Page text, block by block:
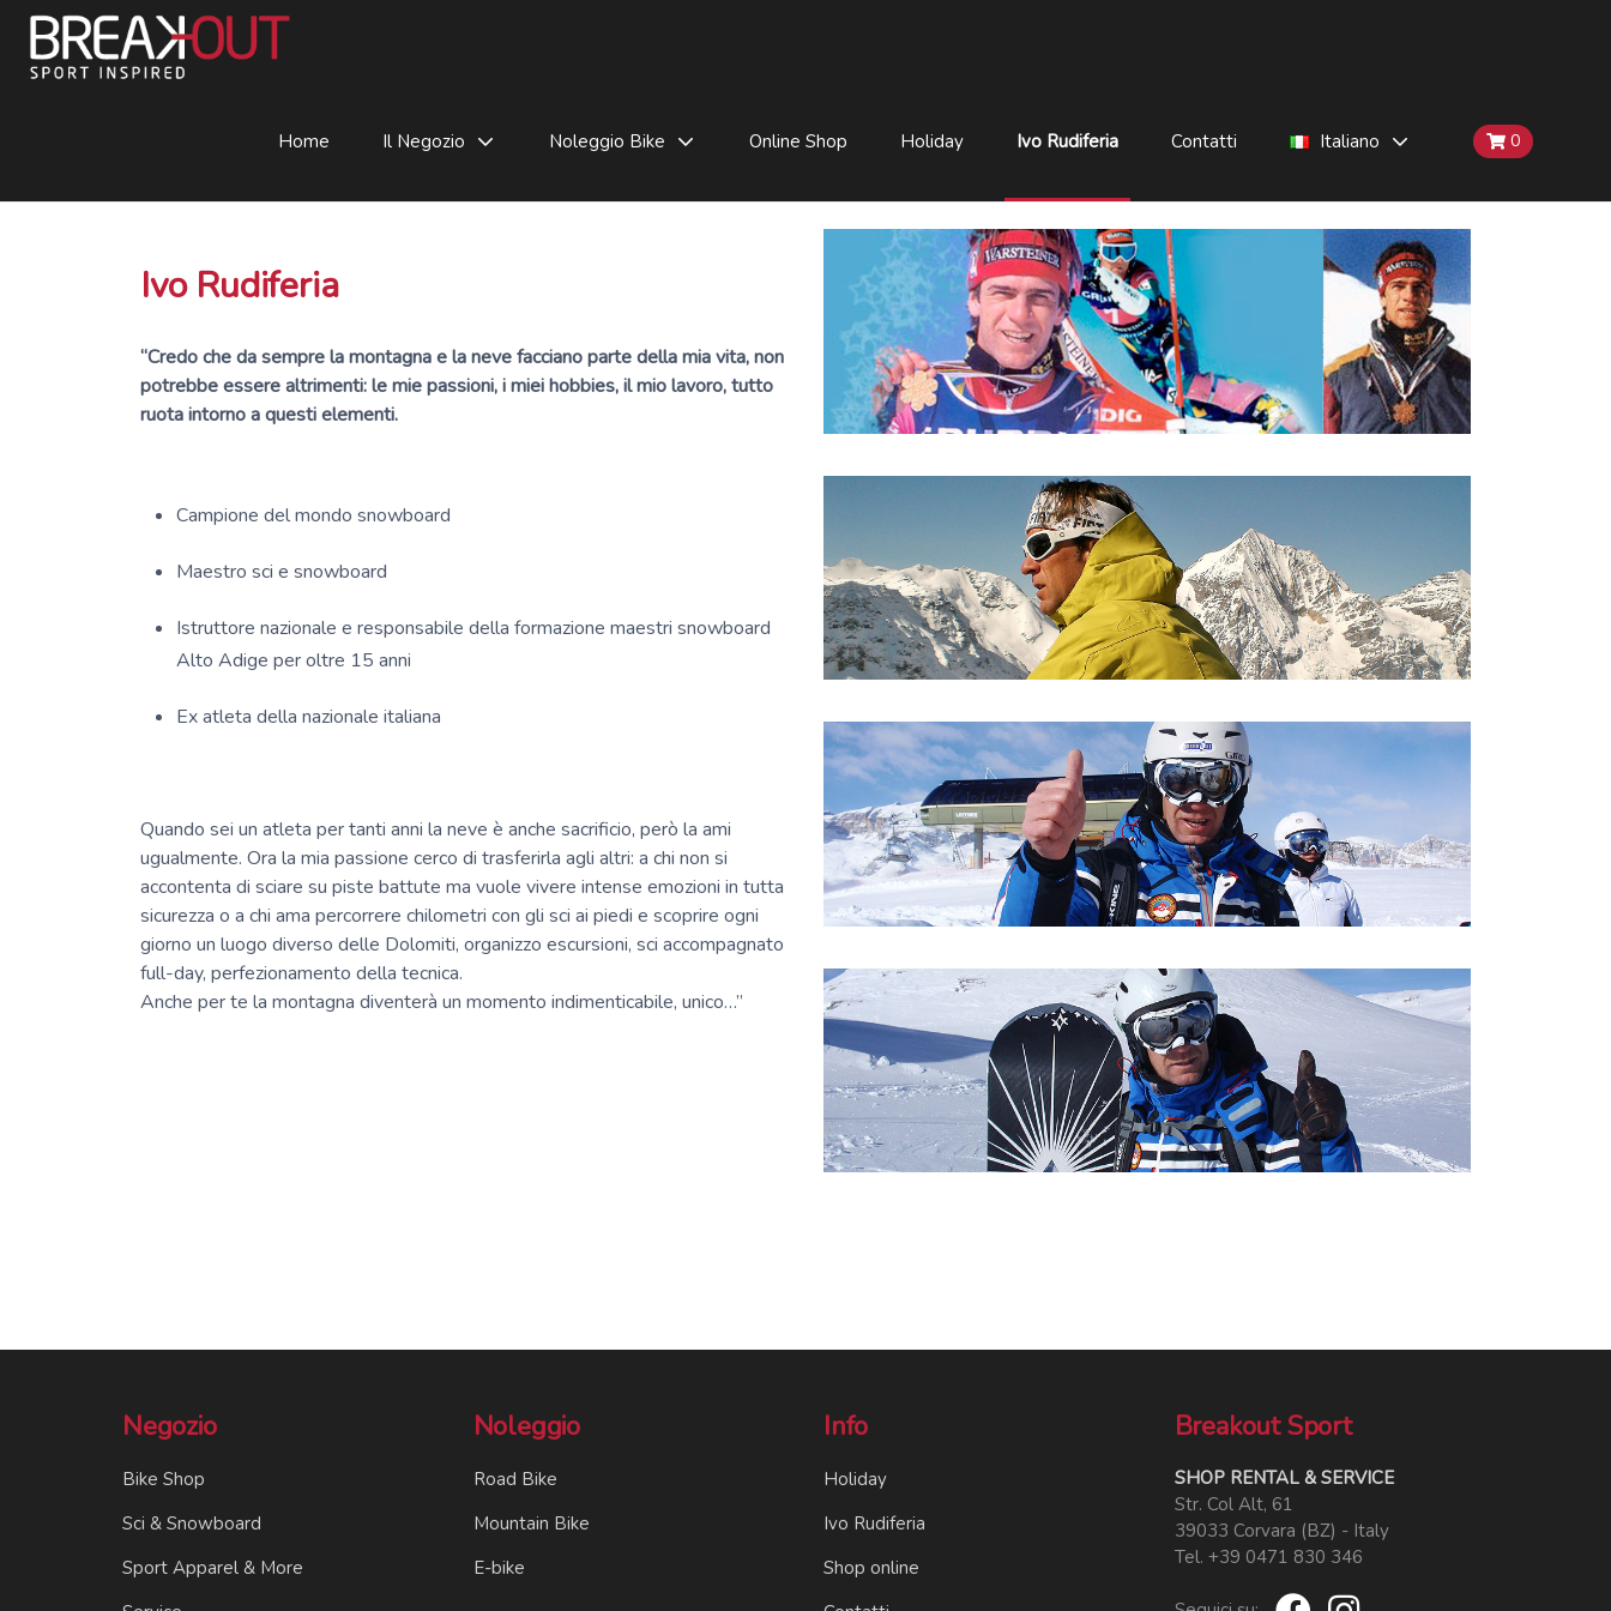
Home Il Negozio Noleggio Bike Online Shop Holiday Ivo Rudiferia Contatti Italiano 0
Ivo Rudiferia
“Credo che da sempre la montagna e la neve facciano parte della mia vita, non
potrebbe essere altrimenti: le mie passioni, i miei hobbies, il mio lavoro, tutto
ruota intorno a questi elementi.
Campione del mondo snowboard
Maestro sci e snowboard
Istruttore nazionale e responsabile della formazione maestri snowboard
Alto Adige per oltre 15 anni
Ex atleta della nazionale italiana
Quando sei un atleta per tanti anni la neve è anche sacrificio, però la ami
ugualmente. Ora la mia passione cerco di trasferirla agli altri: a chi non si
accontenta di sciare su piste battute ma vuole vivere intense emozioni in tutta
sicurezza o a chi ama percorrere chilometri con gli sci ai piedi e scoprire ogni
giorno un luogo diverso delle Dolomiti, organizzo escursioni, sci accompagnato
full-day, perfezionamento della tecnica.
Anche per te la montagna diventerà un momento indimenticabile, unico…”
Negozio
Bike Shop
Sci & Snowboard
Sport Apparel & More
Noleggio
Road Bike
Mountain Bike
E-bike
Info
Holiday
Ivo Rudiferia
Shop online
Breakout Sport
SHOP RENTAL & SERVICE
Str. Col Alt, 61
39033 Corvara (BZ) - Italy
Tel. +39 0471 830 346